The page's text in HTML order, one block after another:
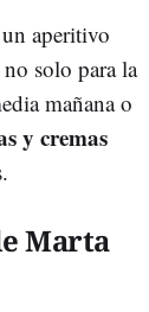
aperitivo
solo para la
mañana o
y cremas
Marta